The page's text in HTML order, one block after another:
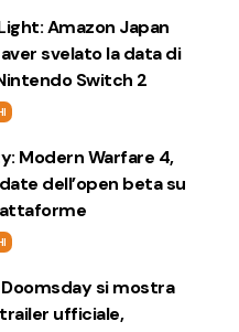
Amazon Japan
svelato la data di
Switch 2
Modern Warfare 4,
dell’open beta su
si mostra
ufficiale,